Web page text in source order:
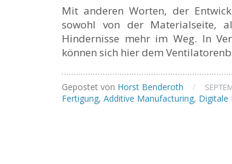
Mit anderen Worten, der
sowohl von der Materialseite,
Hindernisse mehr im Weg. In
können sich hier dem
Gepostet von Horst Benderoth /
Fertigung, Additive Manufacturing, Digitale